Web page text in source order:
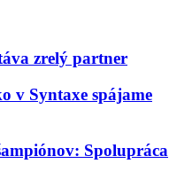
zrelý partner
v Syntaxe spájame
Spolupráca